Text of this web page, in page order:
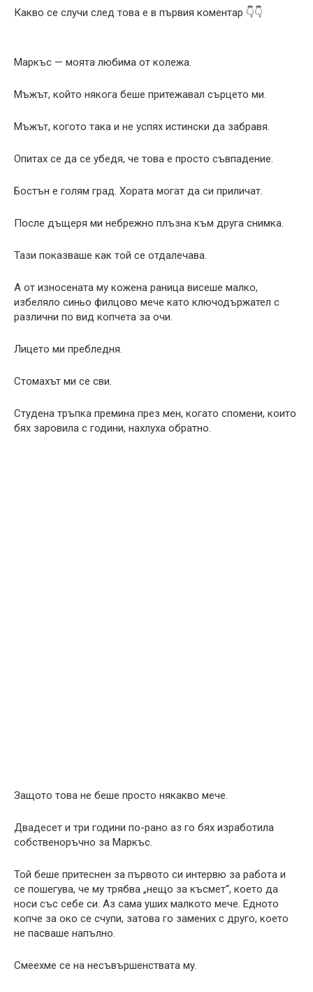
Какво се случи след това е в първия коментар 👇👇
Маркъс — моята любима от колежа.
Мъжът, който някога беше притежавал сърцето ми.
Мъжът, когото така и не успях истински да забравя.
Опитах се да се убедя, че това е просто съвпадение.
Бостън е голям град. Хората могат да си приличат.
После дъщеря ми небрежно плъзна към друга снимка.
Тази показваше как той се отдалечава.
А от износената му кожена раница висеше малко,
избеляло синьо филцово мече като ключодържател с
различни по вид копчета за очи.
Лицето ми пребледня.
Стомахът ми се сви.
Студена тръпка премина през мен, когато спомени, които
бях заровила с години, нахлуха обратно.
Защото това не беше просто някакво мече.
Двадесет и три години по-рано аз го бях изработила
собственоръчно за Маркъс.
Той беше притеснен за първото си интервю за работа и
се пошегува, че му трябва „нещо за късмет“, което да
носи със себе си. Аз сама уших малкото мече. Едното
копче за око се счупи, затова го замених с друго, което
не пасваше напълно.
Смеехме се на несъвършенствата му.